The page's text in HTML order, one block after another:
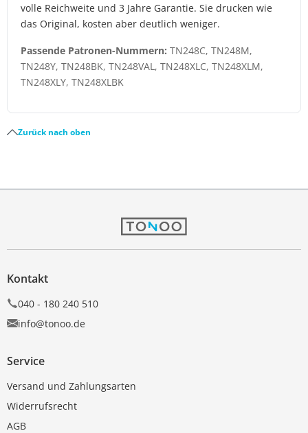
volle Reichweite und 3 Jahre Garantie. Sie drucken wie
das Original, kosten aber deutlich weniger.
Passende Patronen-Nummern: TN248C, TN248M,
TN248Y, TN248BK, TN248VAL, TN248XLC, TN248XLM,
TN248XLY, TN248XLBK
Zurück nach oben
Kontakt
040 - 180 240 510
info@tonoo.de
Service
Versand und Zahlungsarten
Widerrufsrecht
AGB